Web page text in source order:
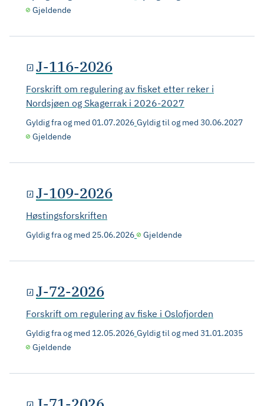
Gjeldende
J-116-2026
Forskrift om regulering av fisket etter reker i
Nordsjøen og Skagerrak i 2026-2027
Gyldig fra og med 01.07.2026 Gyldig til og med 30.06.2027
Gjeldende
J-109-2026
Høstingsforskriften
Gyldig fra og med 25.06.2026 Gjeldende
J-72-2026
Forskrift om regulering av fiske i Oslofjorden
Gyldig fra og med 12.05.2026 Gyldig til og med 31.01.2035
Gjeldende